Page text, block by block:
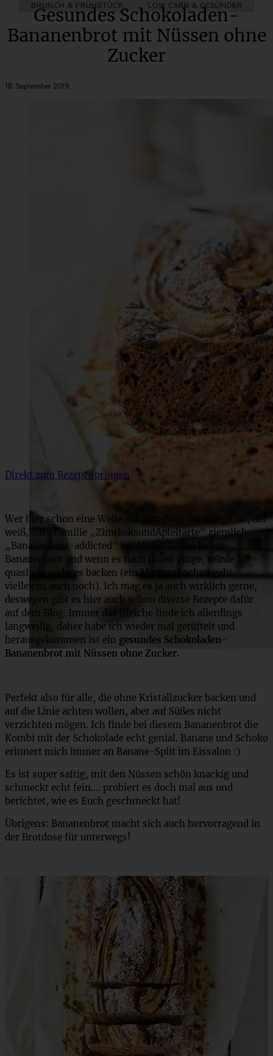
BRUNCH & FRÜHSTÜCK LOW CARB & GESÜNDER
Gesundes Schokoladen-
Bananenbrot mit Nüssen ohne
Zucker
18. September 2019
Direkt zum Rezept springen
Wer hier schon eine Weile auf dem Blog unterwegs ist, der
weiß, dass Familie „ZimtkeksundApfeltarte“ ziemlich
„Bananenbrot-addicted“ ist. Meine Söhne lieben
Bananenbrot und wenn es nach ihnen ginge, würde ich
quasi nix anderes backen (ein Marmorkochen geht
vielleicht auch noch). Ich mag es ja auch wirklich gerne,
deswegen gibt es hier auch schon diverse Rezepte dafür
auf dem Blog. Immer das Gleiche finde ich allerdings
langweilig, daher habe ich wieder mal getüftelt und
herausgekommen ist ein gesundes Schokoladen-
Bananenbrot mit Nüssen ohne Zucker.
Perfekt also für alle, die ohne Kristallzucker backen und
auf die Linie achten wollen, aber auf Süßes nicht
verzichten mögen. Ich finde bei diesem Bananenbrot die
Kombi mit der Schokolade echt genial. Banane und Schoko
erinnert mich immer an Banane-Split im Eissalon :)
Es ist super saftig, mit den Nüssen schön knackig und
schmeckt echt fein…. probiert es doch mal aus und
berichtet, wie es Euch geschmeckt hat!
Übrigens: Bananenbrot macht sich auch hervorragend in
der Brotdose für unterwegs!